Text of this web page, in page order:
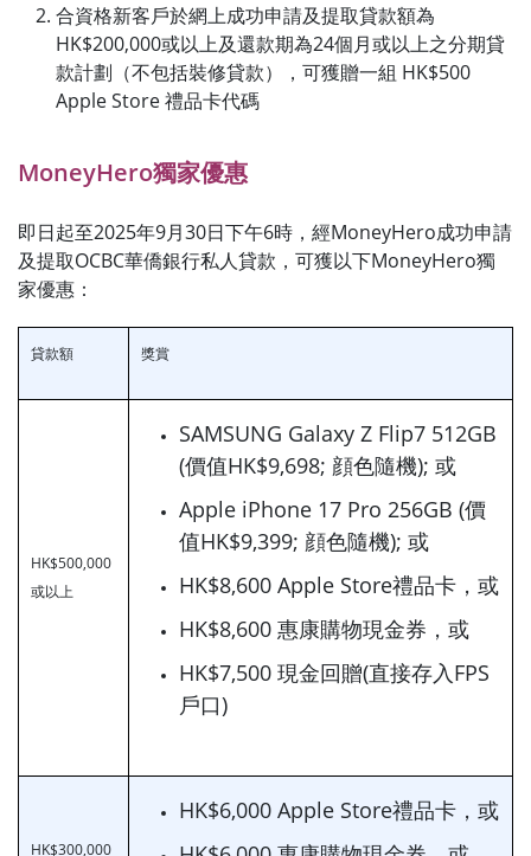
合資格新客戶於網上成功申請及提取貸款額為
HK$200,000或以上及還款期為24個月或以上之分期貸
款計劃（不包括裝修貸款），可獲贈一組 HK$500
Apple Store 禮品卡代碼
MoneyHero獨家優惠
即日起至2025年9月30日下午6時，經MoneyHero成功申請
及提取OCBC華僑銀行私人貸款，可獲以下MoneyHero獨
家優惠：
貸款額 獎賞
HK$500,000
或以上
SAMSUNG Galaxy Z Flip7 512GB
(價值HK$9,698; 顔色隨機); 或
Apple iPhone 17 Pro 256GB (價
值HK$9,399; 顔色隨機); 或
HK$8,600 Apple Store禮品卡，或
HK$8,600 惠康購物現金券，或
HK$7,500 現金回贈(直接存入FPS
戶口)
HK$300,000
HK$6,000 Apple Store禮品卡，或